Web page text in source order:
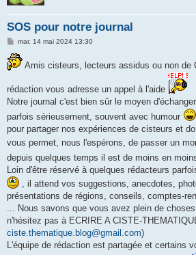
SOS pour notre journal
M
s
s
e
mar. 14 mai 2024 13:30
Amis cisteurs, lecteurs assidus ou non de
rédaction vous adresse un appel à l'aide
Notre journal c'est bien sûr le moyen
parfois sérieusement, souvent avec humour
pour partager nos expériences de cisteurs et
vous permet, nous l'espérons, de passer un
depuis quelques temps il est de moins en
Loin d'être réservé à quelques rédacteurs
, il attend vos suggestions, anecdotes,
présentations de régions, conseils, comptes-
... Nous savons que vous avez plein de
n'hésitez pas à ECRIRE A CISTE-
ciste.thematique.blog@gmail.com)
L'équipe de rédaction est partagée et certains